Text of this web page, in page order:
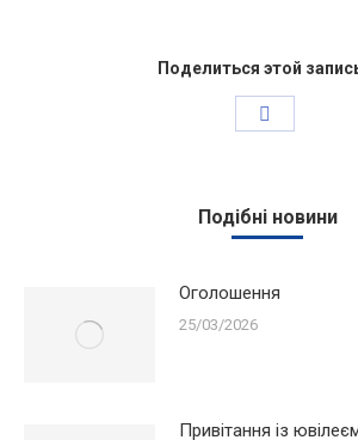
Поделиться этой
Подібні новини
Оголошення
25/03/2026
Привітання із